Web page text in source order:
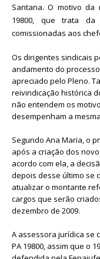
Santana. O motivo da
19800, que trata da
comissionadas aos
Os dirigentes sindicais
andamento do
apreciado pelo Pleno.
reivindicação histórica
não entendem os
desempenham a
Segundo Ana Maria, o
após a criação dos
acordo com ela, a
depois desse último se
atualizar o montante
cargos que serão
dezembro de 2009.
A assessora jurídica se
PA 19800, assim que o